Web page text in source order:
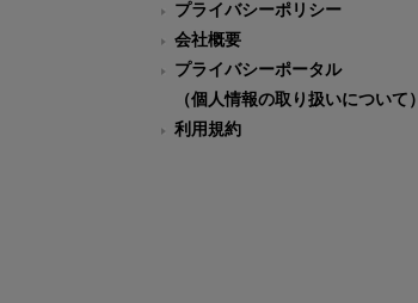
プライバシーポリシー
会社概要
プライバシーポータル
（個人情報の取り扱いについて）
利用規約